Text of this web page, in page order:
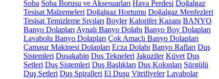
Soba Soba Borusu ve Aksesuarları Hava Perdesi Doğalgaz
Tesisat Malzemeleri Doğalgaz Hortumu Doğalgaz Menfezleri
Tesisat Temizleme Sıvıları Boyler Kalorifer Kazanı BANYO
Banyo Dolapları Aynalı Banyo Dolabı Banyo Boy Dolapları
Lavabolu Banyo Dolapları Çok Amaçlı Banyo Dolapları
Çamaşır Makinesi Dolapları Ecza Dolabı Banyo Rafları Duş
Sistemleri Duşakabin Duş Tekneleri Jakuziler Küvet Duş
Setleri Duş Sistemleri Duş Başlıkları Duş Kolonları Sürgülü
Duş Setleri Duş Spiralleri El Duşu Vitrifiyeler Lavabolar